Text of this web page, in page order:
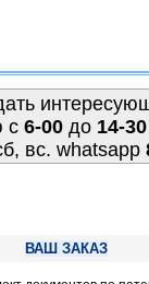
c 6-00до 14-30
вс. whatsapp
ВАШ ЗАКАЗ